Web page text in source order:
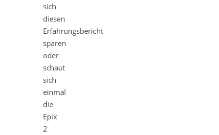
sich
diesen
Erfahrungsbericht
sparen
oder
schaut
sich
einmal
die
Epix
2